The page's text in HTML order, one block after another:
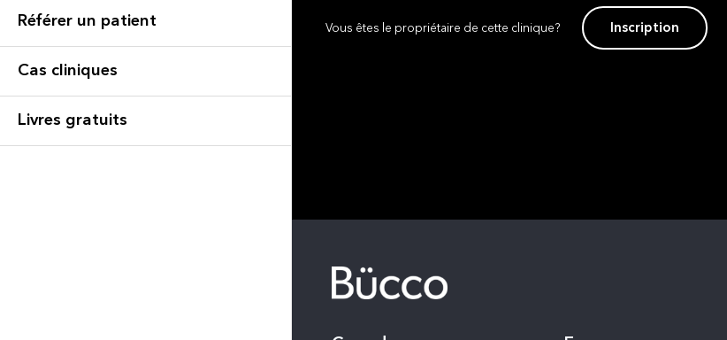
Référer un patient
Cas cliniques
Livres gratuits
Vous êtes le propriétaire de cette clinique? Inscription